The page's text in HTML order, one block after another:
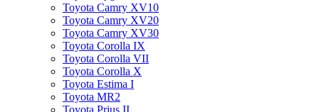
Toyota Camry XV10
Toyota Camry XV20
Toyota Camry XV30
Toyota Corolla IX
Toyota Corolla VII
Toyota Corolla X
Toyota Estima I
Toyota MR2
Toyota Prius II